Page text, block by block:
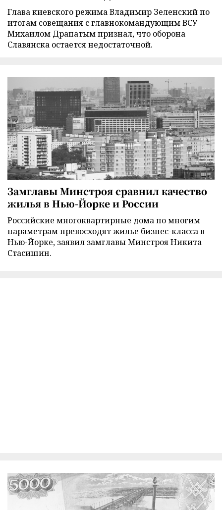
Глава киевского режима Владимир Зеленский по
итогам совещания с главнокомандующим ВСУ
Михаилом Драпатым признал, что оборона
Славянска остается недостаточной.
Замглавы Минстроя сравнил качество
жилья в Нью-Йорке и России
Российские многоквартирные дома по многим
параметрам превосходят жилье бизнес-класса в
Нью-Йорке, заявил замглавы Минстроя Никита
Стасишин.